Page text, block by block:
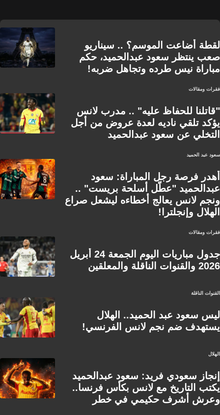
لقطة أضاعت الموسم؟ .. سيناريو
صعب ينتظر سعود عبدالحميد، حكم
مباراة نيس طرده وتجاهل ضربه!
فقرات ومقالات
"قاتلنا للحفاظ عليه" .. مدرب لانس
يؤكد تلقي ناديه لعدة عروض من أجل
التخلي عن سعود عبدالحميد
سعود عبد الحميد
أهدر فرصة رجل المباراة: سعود
عبدالحميد "عطّل أسلحة بريست" ..
ونجم لانس يعالج أخطاءه ليشعل صراع
الهلال وإنجلترا!
فقرات ومقالات
جدول مباريات اليوم الجمعة 24 أبريل
2026 والقنوات الناقلة والمعلقين
القنوات الناقلة
ليس سعود عبد الحميد.. الهلال
يستهدف ضم نجم لانس الفرنسي!
الهلال
إنجاز سعودي فريد: سعود عبدالحميد
يكتب التاريخ مع لانس بكأس فرنسا..
وعرش أشرف حكيمي في خطر